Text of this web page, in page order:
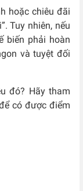
hoặc chiêu đãi
Tuy nhiên, nếu
biến phải hoàn
và tuyệt đối
đó? Hãy tham
có được điểm